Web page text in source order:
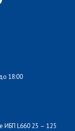
18:00
ИБП L660 25 – 125